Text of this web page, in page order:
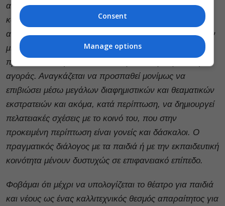
αποδοχή της θεατρικής σκηνής στην Αθήνα – εμπορικό
και ιδιαίτερα ανταγωνιστικό. Δεν μπορεί, δηλαδή, να
αναγνωριστεί ως μια καλλιτεχνική αξία ή ακόμα και σαν
μια παιδαγωγική λειτουργία. Είναι ένα προϊόν που
πρέπει να ανταγωνίζεται άλλα προϊόντα με όρους της
αγοράς. Αναγκάζεται να προσπαθεί μονίμως να
επιβιώσει μέσω μεγάλων διαφημιστικών και θεαματικών
εκστρατειών και ακόμα, κατά περίπτωση, να δημιουργεί
πελατειακές σχέσεις με το κοινό του, που στην
προκειμένη περίπτωση είναι γονείς και δάσκαλοι. Ο
πραγματικός διάλογος με τα παιδιά ή με την εκπαιδευτική
κοινότητα μένουν δυστυχώς σε επιφανειακό επίπεδο.
Φοβάμαι ότι μέχρι να υπολογίζεται το θέατρο για παιδιά
και νέους ως ένας καλλιτεχνικός θεσμός απαραίτητος για
Consent
Manage options